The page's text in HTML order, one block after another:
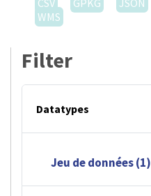
CSV
GPKG JSON
WMS
Filter
Datatypes
Jeu de données (1)